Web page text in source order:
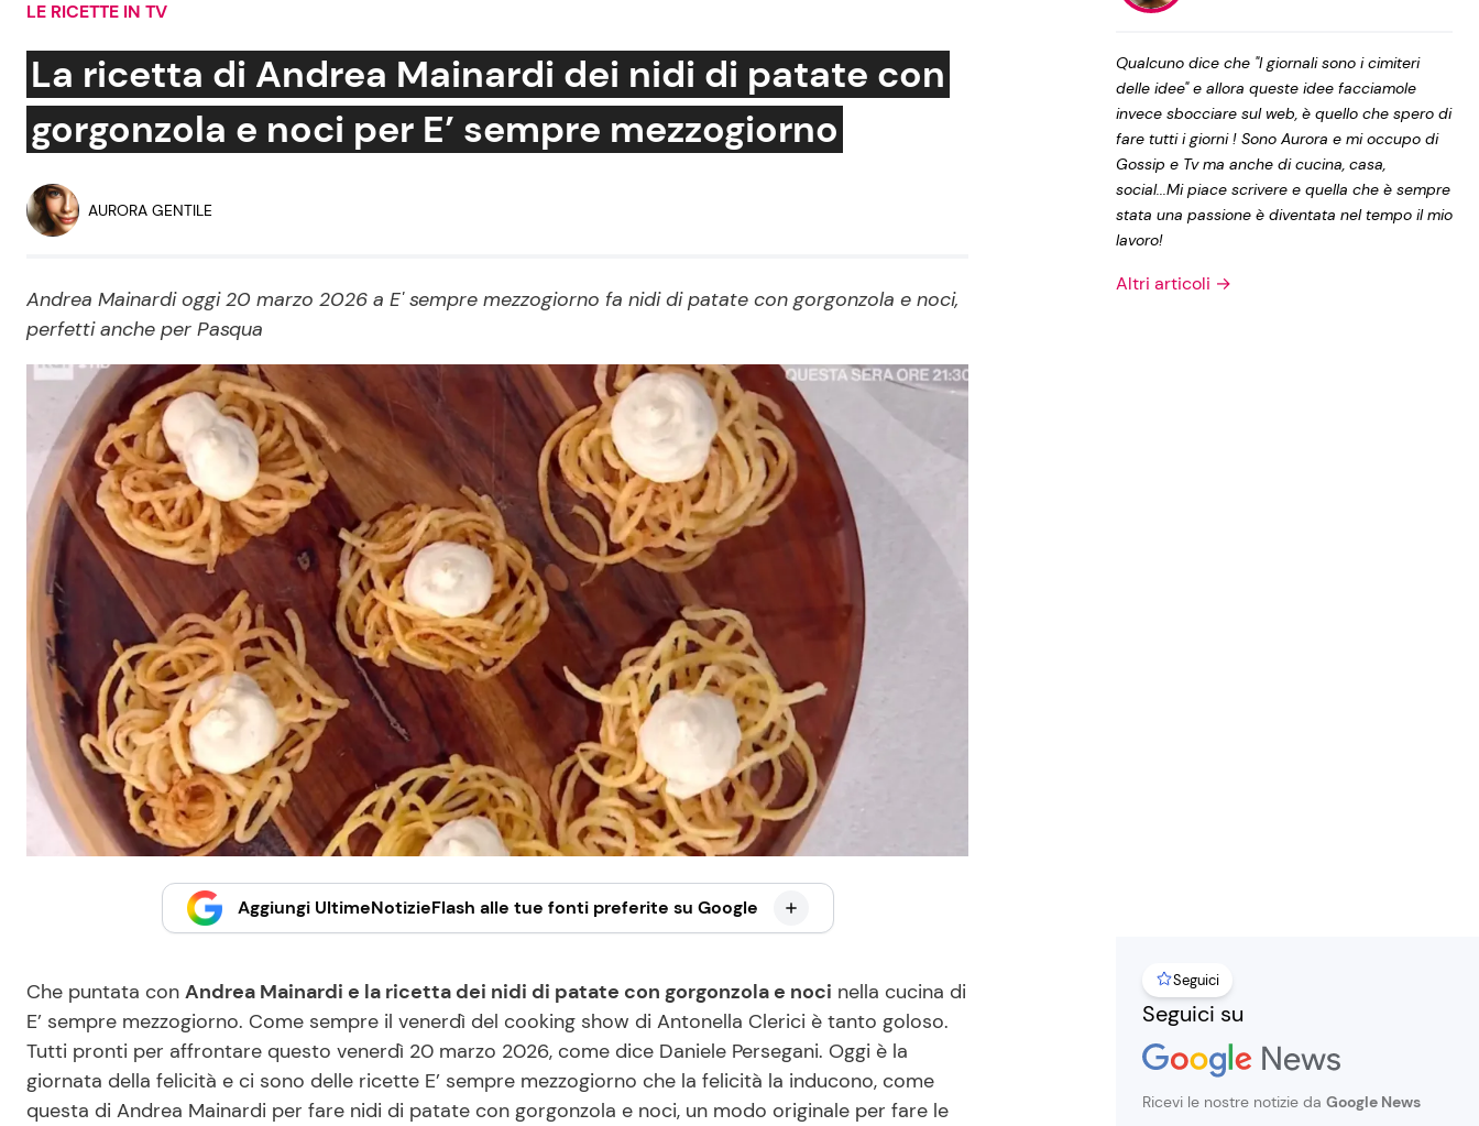
Social News
News dal mondo
Benessere
Mondo Mamma
Salute
Viaggi e Turismo
Festività
Cucina e Ricette
Le Ricette in TV
Ricette Facili e Veloci
Ricette Feste
Ricette per Bambini
Privacy Policy
LE RICETTE IN TV
La ricetta di Andrea Mainardi dei nidi di patate con
gorgonzola e noci per E’ sempre mezzogiorno
AURORA GENTILE
Andrea Mainardi oggi 20 marzo 2026 a E' sempre mezzogiorno fa nidi di patate con gorgonzola e noci,
perfetti anche per Pasqua
Aggiungi UltimeNotizieFlash alle tue fonti preferite su Google
Che puntata con Andrea Mainardi e la ricetta dei nidi di patate con gorgonzola e noci nella cucina di
E’ sempre mezzogiorno. Come sempre il venerdì del cooking show di Antonella Clerici è tanto goloso.
Tutti pronti per affrontare questo venerdì 20 marzo 2026, come dice Daniele Persegani. Oggi è la
giornata della felicità e ci sono delle ricette E’ sempre mezzogiorno che la felicità la inducono, come
questa di Andrea Mainardi per fare nidi di patate con gorgonzola e noci, un modo originale per fare le
Qualcuno dice che "I giornali sono i cimiteri
delle idee" e allora queste idee facciamole
invece sbocciare sul web, è quello che spero di
fare tutti i giorni ! Sono Aurora e mi occupo di
Gossip e Tv ma anche di cucina, casa,
social...Mi piace scrivere e quella che è sempre
stata una passione è diventata nel tempo il mio
lavoro!
Altri articoli →
Seguici
Seguici su
Ricevi le nostre notizie da Google News